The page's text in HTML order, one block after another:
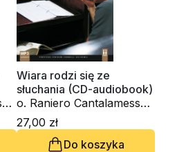
Wiara rodzi się ze
słuchania (CD-audiobook)
o. Raniero Cantalamessa
OFM Cap.
27,00 zł
Do koszyka